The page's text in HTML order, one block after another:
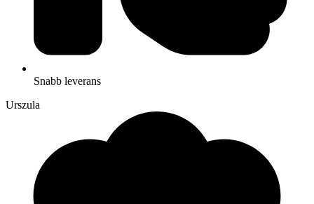
Snabb leverans
Urszula